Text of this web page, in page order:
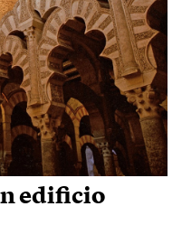
edificio